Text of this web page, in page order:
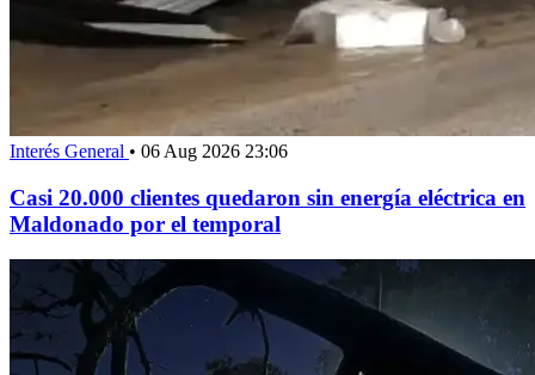
Interés General • 06 Aug 2026 23:06
Casi 20.000 clientes quedaron sin energía eléctrica en
Maldonado por el temporal